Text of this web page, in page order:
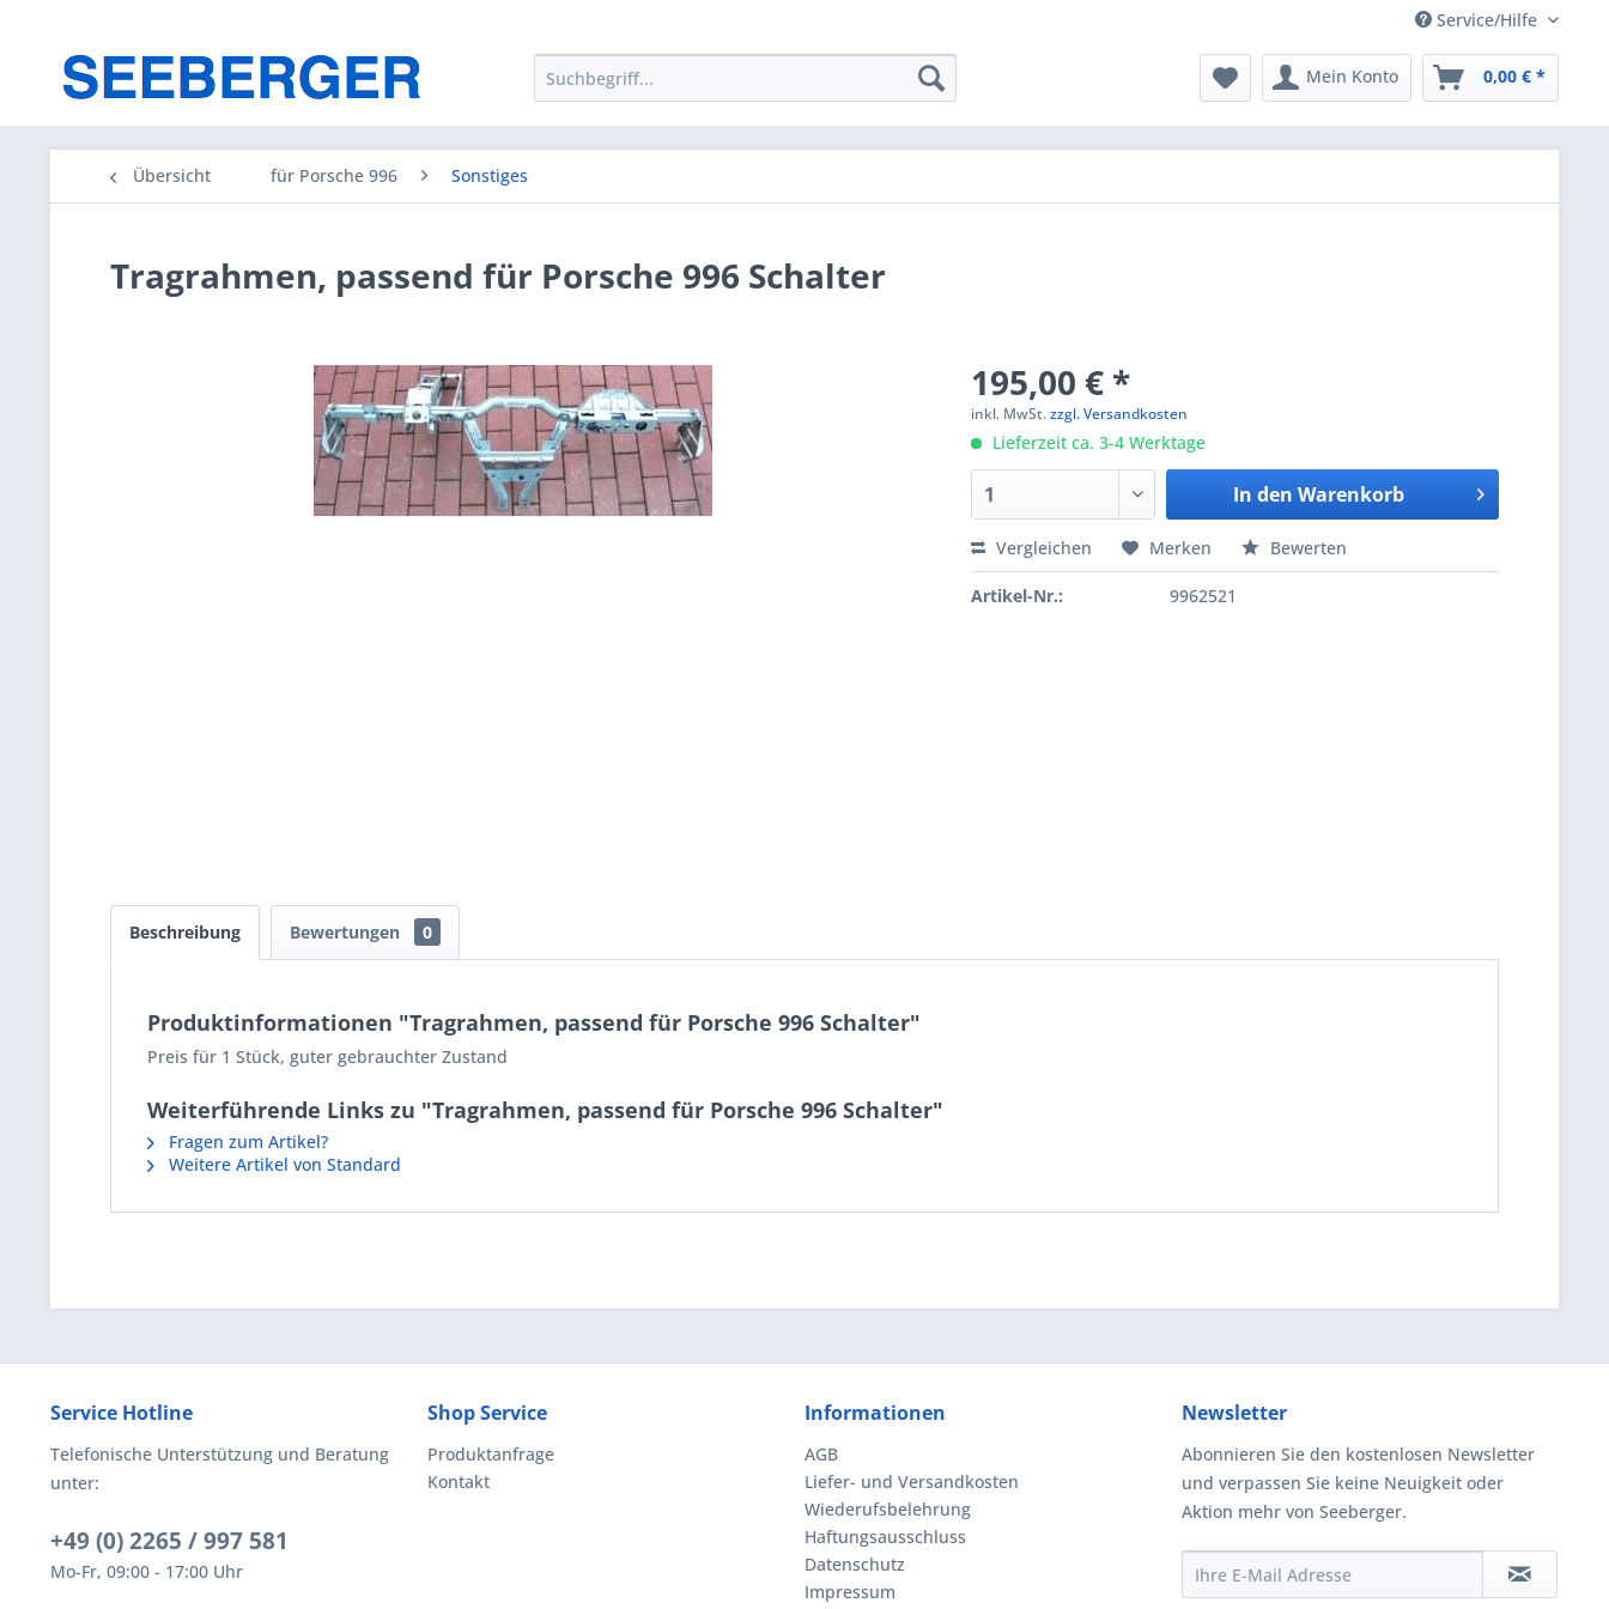
Service/Hilfe
Mein Konto 0,00 € *
Übersicht für Porsche 996 Sonstiges
Tragrahmen, passend für Porsche 996 Schalter
195,00 € *
inkl. MwSt.zzgl. Versandkosten
Lieferzeit ca. 3-4 Werktage
In den Warenkorb
Vergleichen Merken Bewerten
Artikel-Nr.: 9962521
Beschreibung Bewertungen 0
Produktinformationen "Tragrahmen, passend für Porsche 996 Schalter"
Preis für 1 Stück, guter gebrauchter Zustand
Weiterführende Links zu "Tragrahmen, passend für Porsche 996 Schalter"
Fragen zum Artikel?
Weitere Artikel von Standard
Service Hotline
Telefonische Unterstützung und Beratung
unter:
+49 (0) 2265 / 997 581
Mo-Fr, 09:00 - 17:00 Uhr
Shop Service
Produktanfrage
Kontakt
Informationen
AGB
Liefer- und Versandkosten
Wiederufsbelehrung
Haftungsausschluss
Datenschutz
Impressum
Newsletter
Abonnieren Sie den kostenlosen Newsletter
und verpassen Sie keine Neuigkeit oder
Aktion mehr von Seeberger.